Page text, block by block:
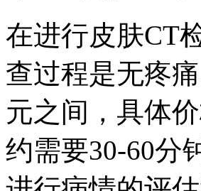
在进行皮肤CT
查过程是无疼
元之间，具体
约需要30-60分